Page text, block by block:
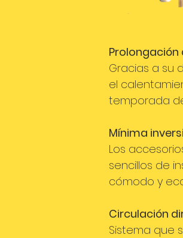
Gracias a su
el
temporada
Mínima
Los
sencillos de
cómodo y
Circulación
Sistema que